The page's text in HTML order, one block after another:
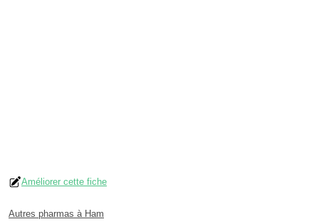
Améliorer cette fiche
Autres pharmas à Ham